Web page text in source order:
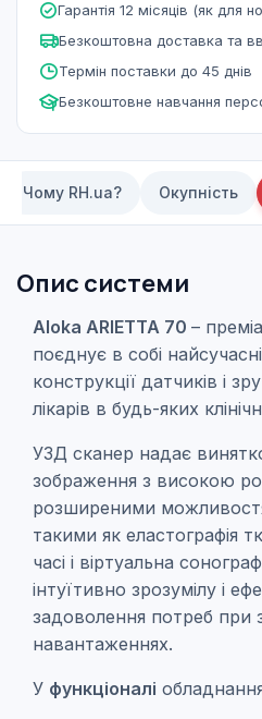
Гарантія 12 місяців (як для
Безкоштовна доставка та
Термін поставки до 45 днів
Безкоштовне навчання
Чому RH.ua? Окупність
Опис системи
Aloka ARIETTA 70 –
поєднує в собі
конструкції датчиків і
лікарів в будь-яких
УЗД сканер надає
зображення з високою
розширеними
такими як еластографія
часі і віртуальна
інтуїтивно зрозумілу і
задоволення потреб при
навантаженнях.
У функціоналі